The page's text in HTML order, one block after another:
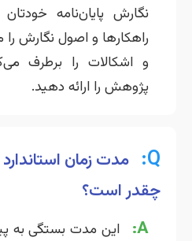
نگارش پایان‌نامه
راهکارها و اصول نگارش را
و اشکالات را برطرف
پژوهش را ارائه دهید.
Q:
مدت زمان
چقدر است؟
A: این مدت بستگی به